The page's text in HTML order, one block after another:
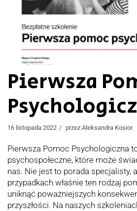
Pierwsza
16 listopada 2022 przez Aleksandra Kosior
Pierwsza Pomoc Psychologiczna
psychospołeczne, które może
nas. Nie jest to porada specjalisty,
przypadkach właśnie ten rodzaj
uniknąć poważniejszych
przyszłości. Na naszych